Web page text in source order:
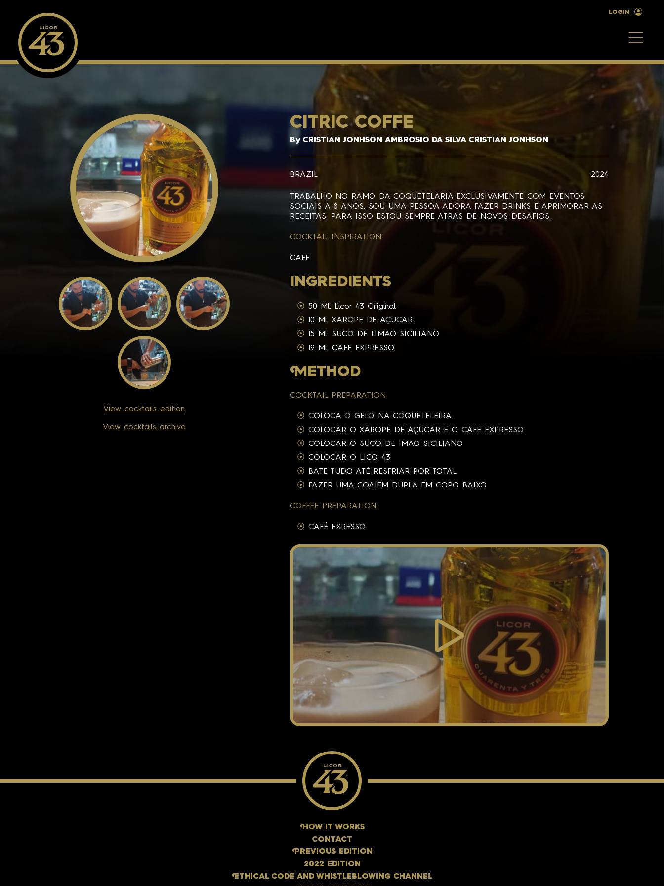
LOGIN
View cocktails edition
View cocktails archive
CITRIC COFFE
By CRISTIAN JONHSON AMBROSIO DA SILVA CRISTIAN JONHSON
BRAZIL 2024
TRABALHO NO RAMO DA COQUETELARIA EXCLUSIVAMENTE COM EVENTOS
SOCIAIS A 8 ANOS. SOU UMA PESSOA ADORA FAZER DRINKS E APRIMORAR AS
RECEITAS. PARA ISSO ESTOU SEMPRE ATRAS DE NOVOS DESAFIOS.
COCKTAIL INSPIRATION
CAFE
INGREDIENTS
50 Ml. Licor 43 Original
10 Ml. XAROPE DE AÇUCAR
15 Ml. SUCO DE LIMAO SICILIANO
19 Ml. CAFE EXPRESSO
METHOD
COCKTAIL PREPARATION
COLOCA O GELO NA COQUETELEIRA
COLOCAR O XAROPE DE AÇUCAR E O CAFE EXPRESSO
COLOCAR O SUCO DE IMÃO SICILIANO
COLOCAR O LICO 43
BATE TUDO ATÉ RESFRIAR POR TOTAL
FAZER UMA COAJEM DUPLA EM COPO BAIXO
COFFEE PREPARATION
CAFÉ EXRESSO
H OW IT WORKS
CONTACT
P REVIOUS EDITION
2022 EDITION
ETHICAL CODE AND WHISTLEBLOWING CHANNEL